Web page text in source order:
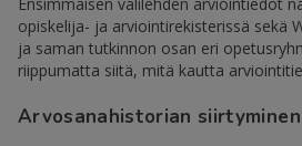
opiskelija- ja arviointirekisterissä sekä
ja saman tutkinnon osan eri
riippumatta siitä, mitä kautta
Arvosanahistorian siirtyminen